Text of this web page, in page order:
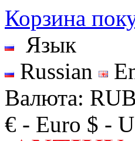
Корзина
Язык
Russian
Валюта: RUB
€ - Euro $ -